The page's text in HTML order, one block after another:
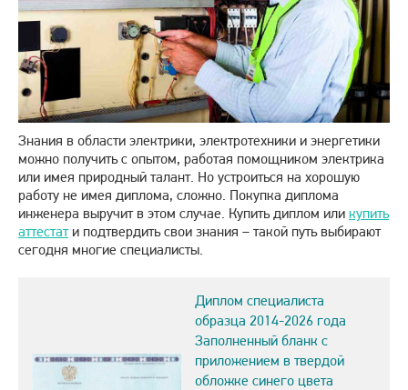
Знания в области электрики, электротехники и энергетики
можно получить с опытом, работая помощником электрика
или имея природный талант. Но устроиться на хорошую
работу не имея диплома, сложно. Покупка диплома
инженера выручит в этом случае. Купить диплом или купить
аттестати подтвердить свои знания – такой путь выбирают
сегодня многие специалисты.
Диплом специалиста
образца 2014-2026 года
Заполненный бланк с
приложением в твердой
обложке синего цвета